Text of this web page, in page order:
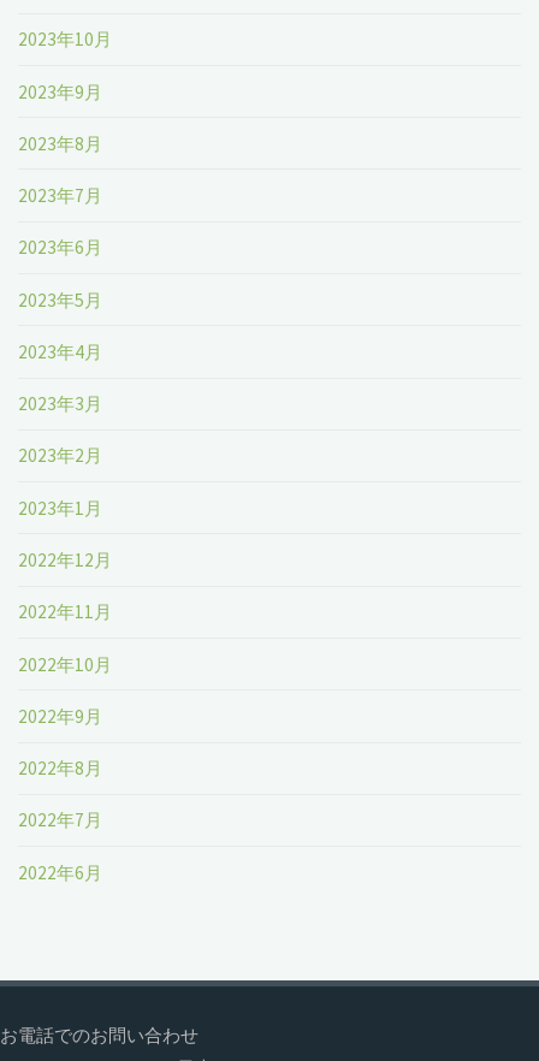
2023年10月
2023年9月
2023年8月
2023年7月
2023年6月
2023年5月
2023年4月
2023年3月
2023年2月
2023年1月
2022年12月
2022年11月
2022年10月
2022年9月
2022年8月
2022年7月
2022年6月
お電話でのお問い合わせ